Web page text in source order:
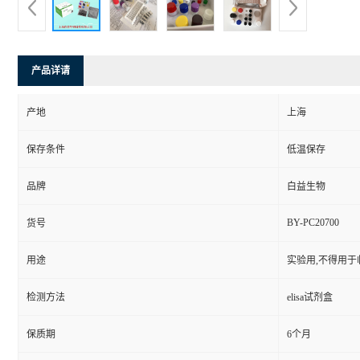
产品详请
产地 上海
保存条件 低温保存
品牌 白益生物
货号 BY-PC20700
用途 实验用,不得用于
检测方法 elisa试剂盒
保质期 6个月